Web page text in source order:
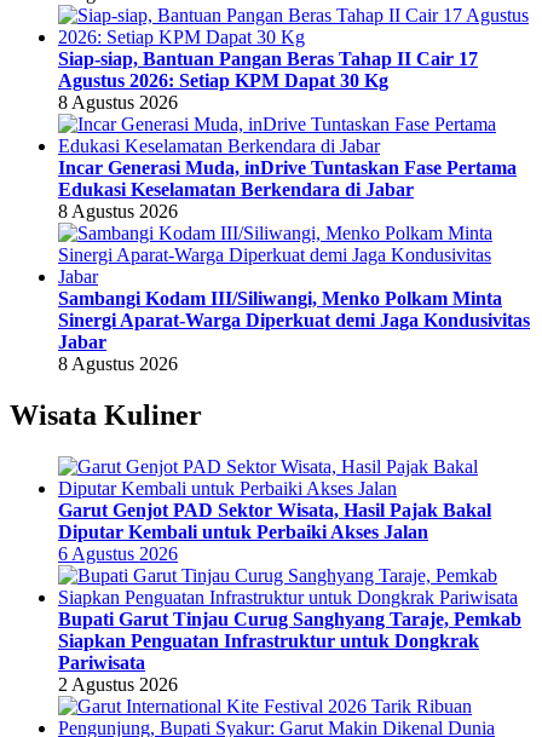
Siap-siap, Bantuan Pangan Beras Tahap II Cair 17
Agustus 2026: Setiap KPM Dapat 30 Kg
8 Agustus 2026
Incar Generasi Muda, inDrive Tuntaskan Fase Pertama
Edukasi Keselamatan Berkendara di Jabar
8 Agustus 2026
Sambangi Kodam III/Siliwangi, Menko Polkam Minta
Sinergi Aparat-Warga Diperkuat demi Jaga Kondusivitas
Jabar
8 Agustus 2026
Wisata Kuliner
Garut Genjot PAD Sektor Wisata, Hasil Pajak Bakal
Diputar Kembali untuk Perbaiki Akses Jalan
6 Agustus 2026
Bupati Garut Tinjau Curug Sanghyang Taraje, Pemkab
Siapkan Penguatan Infrastruktur untuk Dongkrak
Pariwisata
2 Agustus 2026